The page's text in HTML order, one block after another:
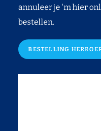
annuleer je 'm hier
bestellen.
BESTELLING